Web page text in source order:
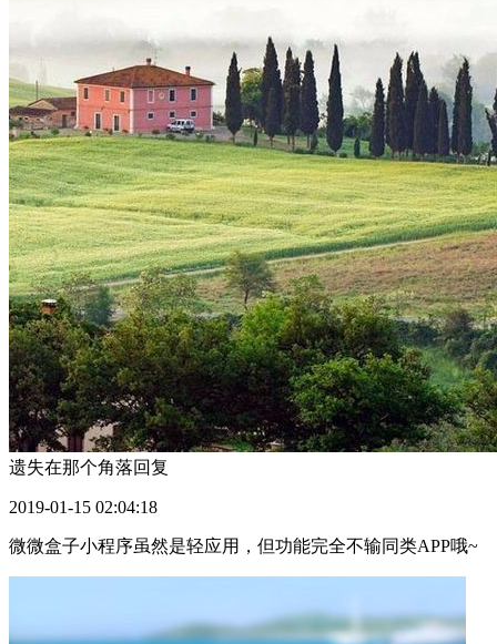
遗失在那个角落回复
2019-01-15 02:04:18
微微盒子小程序虽然是轻应用，但功能完全不输同类APP哦~